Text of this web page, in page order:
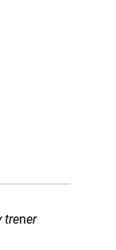
trener